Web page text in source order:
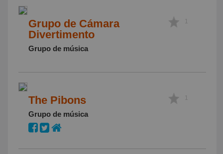
Grupo de Cámara
Divertimento
Grupo de música
1
The Pibons
Grupo de música
1